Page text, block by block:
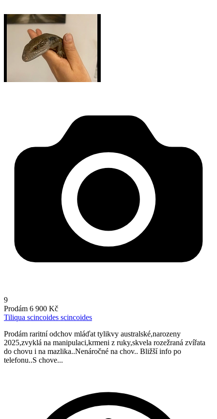
9
Prodám 6 900 Kč
Tiliqua scincoides scincoides
Prodám raritní odchov mláďat tylikvy australské,narozeny
2025,zvyklá na manipulaci,krmeni z ruky,skvela rozežraná zvířata
do chovu i na mazlika..Nenáročné na chov.. Bližší info po
telefonu..S chove...